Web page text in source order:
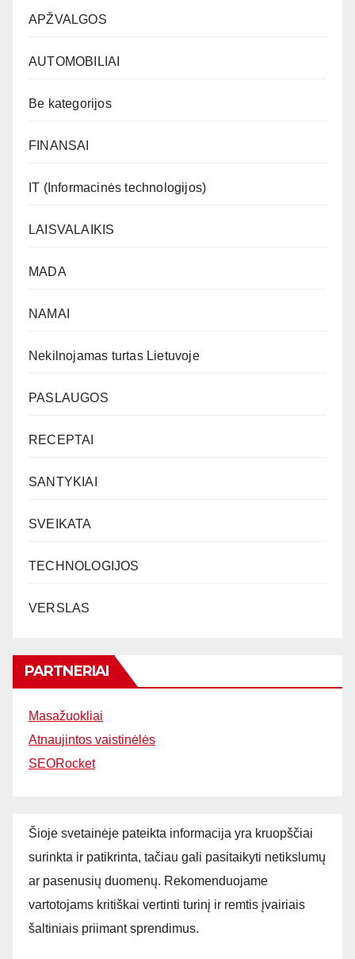
APŽVALGOS
AUTOMOBILIAI
Be kategorijos
FINANSAI
IT (Informacinės technologijos)
LAISVALAIKIS
MADA
NAMAI
Nekilnojamas turtas Lietuvoje
PASLAUGOS
RECEPTAI
SANTYKIAI
SVEIKATA
TECHNOLOGIJOS
VERSLAS
PARTNERIAI
Masažuokliai
Atnaujintos vaistinėlės
SEORocket
Šioje svetainėje pateikta informacija yra kruopščiai
surinkta ir patikrinta, tačiau gali pasitaikyti netikslumų
ar pasenusių duomenų. Rekomenduojame
vartotojams kritiškai vertinti turinį ir remtis įvairiais
šaltiniais priimant sprendimus.